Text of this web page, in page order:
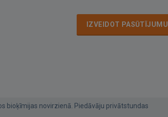
IZVEIDOT PASŪTĪJUMU
bioķīmijas novirzienā. Piedāvāju privātstundas